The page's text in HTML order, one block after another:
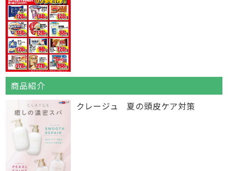
商品紹介
クレージュ 夏の頭皮ケア対策